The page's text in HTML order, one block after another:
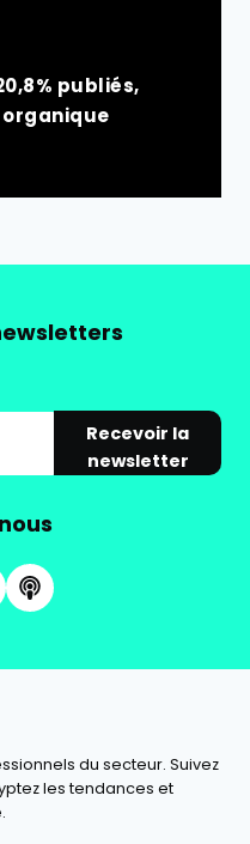
publiés,
organique
Recevoir la
newsletter
du secteur. Suivez
les tendances et